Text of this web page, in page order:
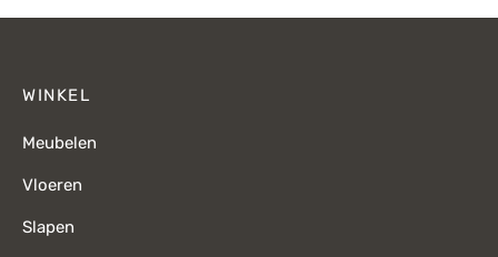
WINKEL
Meubelen
Vloeren
Slapen